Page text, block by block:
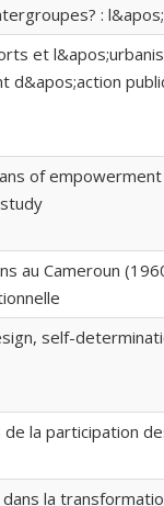
:
et
d&apos;action
of
au Cameroun
self-
la participation
la